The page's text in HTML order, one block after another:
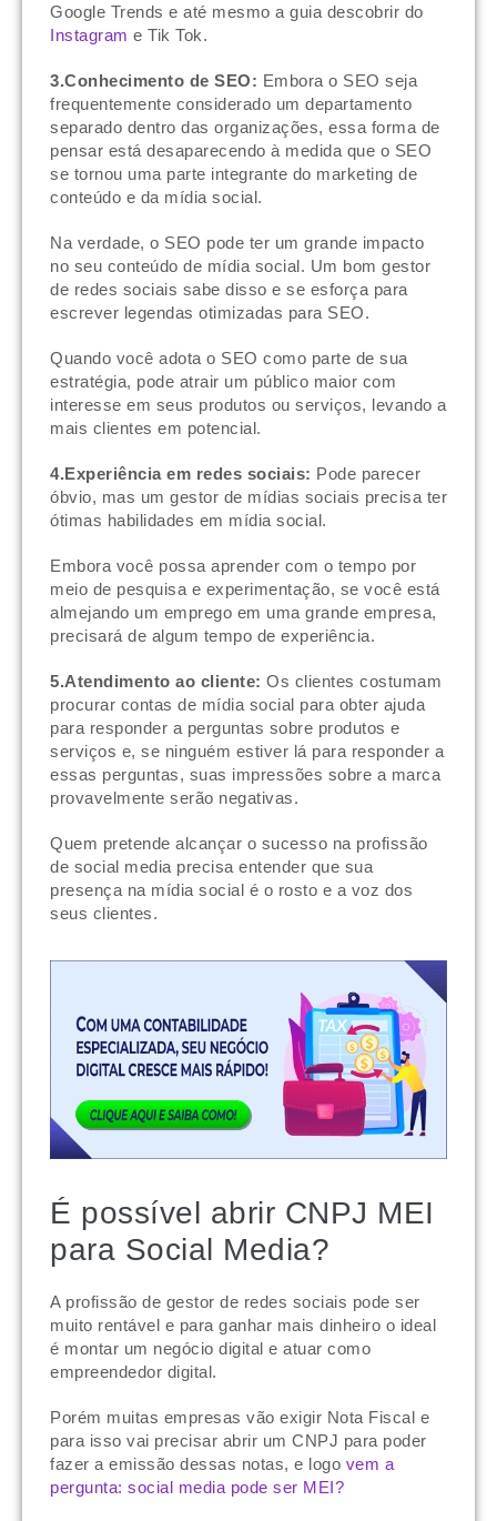
Google Trends e até mesmo a guia descobrir do
Instagram e Tik Tok.
3.Conhecimento de SEO: Embora o SEO seja
frequentemente considerado um departamento
separado dentro das organizações, essa forma de
pensar está desaparecendo à medida que o SEO
se tornou uma parte integrante do marketing de
conteúdo e da mídia social.
Na verdade, o SEO pode ter um grande impacto
no seu conteúdo de mídia social. Um bom gestor
de redes sociais sabe disso e se esforça para
escrever legendas otimizadas para SEO.
Quando você adota o SEO como parte de sua
estratégia, pode atrair um público maior com
interesse em seus produtos ou serviços, levando a
mais clientes em potencial.
4.Experiência em redes sociais: Pode parecer
óbvio, mas um gestor de mídias sociais precisa ter
ótimas habilidades em mídia social.
Embora você possa aprender com o tempo por
meio de pesquisa e experimentação, se você está
almejando um emprego em uma grande empresa,
precisará de algum tempo de experiência.
5.Atendimento ao cliente: Os clientes costumam
procurar contas de mídia social para obter ajuda
para responder a perguntas sobre produtos e
serviços e, se ninguém estiver lá para responder a
essas perguntas, suas impressões sobre a marca
provavelmente serão negativas.
Quem pretende alcançar o sucesso na profissão
de social media precisa entender que sua
presença na mídia social é o rosto e a voz dos
seus clientes.
É possível abrir CNPJ MEI
para Social Media?
A profissão de gestor de redes sociais pode ser
muito rentável e para ganhar mais dinheiro o ideal
é montar um negócio digital e atuar como
empreendedor digital.
Porém muitas empresas vão exigir Nota Fiscal e
para isso vai precisar abrir um CNPJ para poder
fazer a emissão dessas notas, e logo vem a
pergunta: social media pode ser MEI?